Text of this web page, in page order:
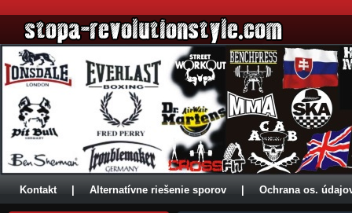
Kontakt Alternatívne riešenie sporov Ochrana os.